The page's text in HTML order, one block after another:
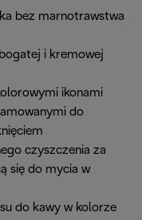
bez marnotrawstwa
i kremowej
ikonami
do
czyszczenia za
się do mycia w
do kawy w kolorze